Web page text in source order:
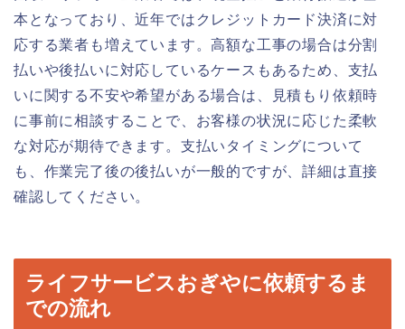
本となっており、近年ではクレジットカード決済に対
応する業者も増えています。高額な工事の場合は分割
払いや後払いに対応しているケースもあるため、支払
いに関する不安や希望がある場合は、見積もり依頼時
に事前に相談することで、お客様の状況に応じた柔軟
な対応が期待できます。支払いタイミングについて
も、作業完了後の後払いが一般的ですが、詳細は直接
確認してください。
ライフサービスおぎやに依頼するま
での流れ